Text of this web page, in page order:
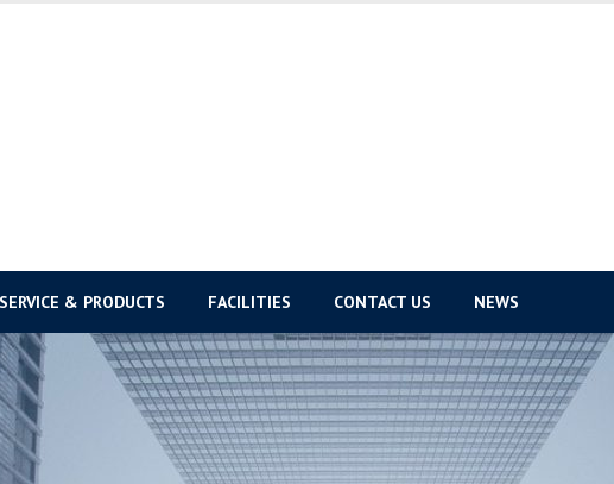
& PRODUCTS FACILITIES CONTACT US NEWS